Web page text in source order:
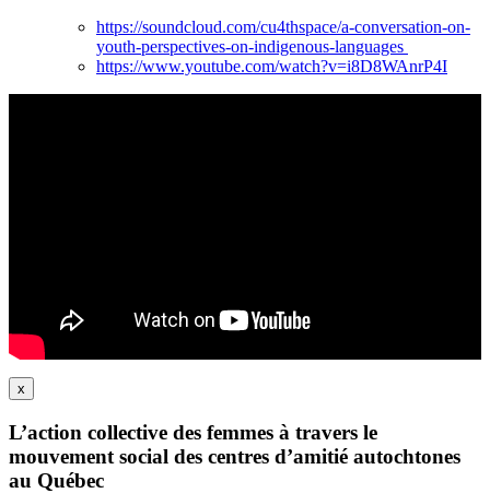
https://soundcloud.com/cu4thspace/a-conversation-on-
youth-perspectives-on-indigenous-languages
https://www.youtube.com/watch?v=i8D8WAnrP4I
x
L’action collective des femmes à travers le
mouvement social des centres d’amitié autochtones
au Québec